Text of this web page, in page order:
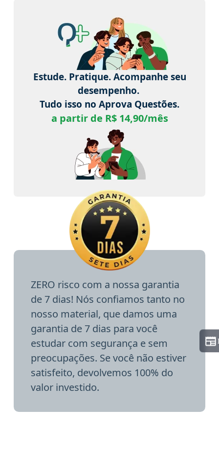
Estude. Pratique. Acompanhe seu
desempenho.
Tudo isso no Aprova Questões.
a partir de R$ 14,90/mês
ZERO risco com a nossa garantia
de 7 dias! Nós confiamos tanto no
nosso material, que damos uma
garantia de 7 dias para você
estudar com segurança e sem
preocupações. Se você não estiver
satisfeito, devolvemos 100% do
valor investido.